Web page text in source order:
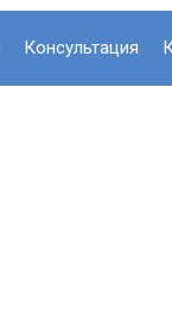
консультация